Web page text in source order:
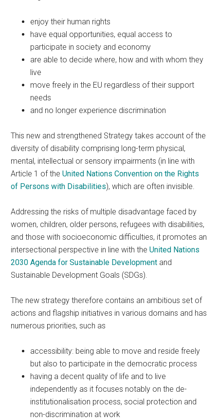
enjoy their human rights
have equal opportunities, equal access to
participate in society and economy
are able to decide where, how and with whom they
live
move freely in the EU regardless of their support
needs
and no longer experience discrimination
This new and strengthened Strategy takes account of the
diversity of disability comprising long-term physical,
mental, intellectual or sensory impairments (in line with
Article 1 of theUnited Nations Convention on the Rights
of Persons with Disabilities), which are often invisible.
Addressing the risks of multiple disadvantage faced by
women, children, older persons, refugees with disabilities,
and those with socioeconomic difficulties, it promotes an
intersectional perspective in line with theUnited Nations
2030 Agenda for Sustainable Development and
Sustainable Development Goals (SDGs).
The new strategy therefore contains an ambitious set of
actions and flagship initiatives in various domains and has
numerous priorities, such as
accessibility: being able to move and reside freely
but also to participate in the democratic process
having a decent quality of life and to live
independently as it focuses notably on the de-
institutionalisation process, social protection and
non-discrimination at work